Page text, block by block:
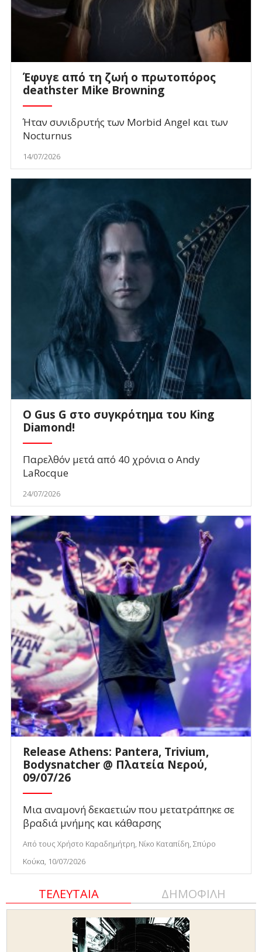
Έφυγε από τη ζωή ο πρωτοπόρος
deathster Mike Browning
Ήταν συνιδρυτής των Morbid Angel και των
Nocturnus
14/07/2026
O Gus G στο συγκρότημα του King
Diamond!
Παρελθόν μετά από 40 χρόνια ο Andy
LaRocque
24/07/2026
Release Athens: Pantera, Trivium,
Bodysnatcher @ Πλατεία Νερού,
09/07/26
Μια αναμονή δεκαετιών που μετατράπηκε σε
βραδιά μνήμης και κάθαρσης
Από τους Χρήστο Καραδημήτρη, Νίκο Καταπίδη, Σπύρο
Κούκα, 10/07/2026
ΤΕΛΕΥΤΑΙΑ ΔΗΜΟΦΙΛΗ